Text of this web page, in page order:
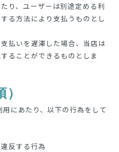
り、ユーザーは別途定める利
る方法により支払うものとし
払いを遅滞した場合、当店は
ることができるものとしま
にあたり、以下の行為をして
反する行為